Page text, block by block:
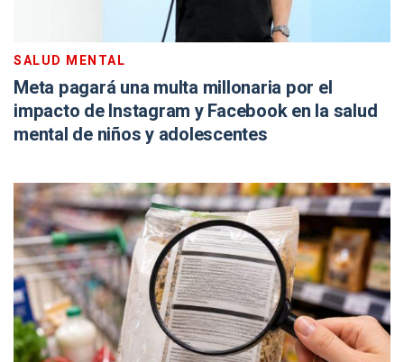
SALUD MENTAL
Meta pagará una multa millonaria por el
impacto de Instagram y Facebook en la salud
mental de niños y adolescentes